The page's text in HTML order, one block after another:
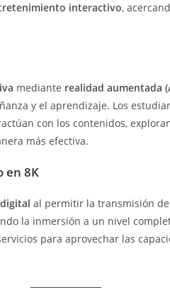
interactivo,
mediante realidad aumentada
y el aprendizaje. Los
con los contenidos,
más efectiva.
en 8K
al permitir la transmisión
la inmersión a un nivel
para aprovechar las